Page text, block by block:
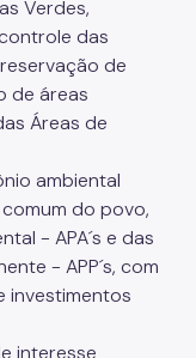
Verdes,
das
de
de áreas
Áreas de
ambiental
do povo,
- APA´s e das
- APP´s, com
investimentos
interesse